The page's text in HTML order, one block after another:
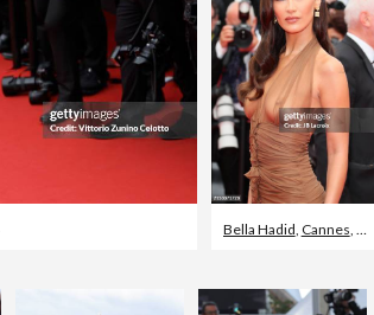
Bella Hadid Cannes